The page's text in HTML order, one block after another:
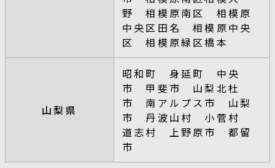
野 相模原南区 相模原
中央区田名 相模原中央
区 相模原緑区橋本
山梨県
昭和町 身延町 中央
市 甲斐市 山梨北杜
市 南アルプス市 山梨
市 丹波山村 小菅村
道志村 上野原市 都留
市